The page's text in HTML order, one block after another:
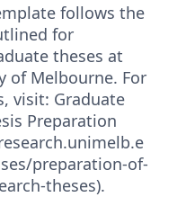
follows the
for
theses at
of Melbourne. For
visit: Graduate
Preparation
preparation-of-
theses).